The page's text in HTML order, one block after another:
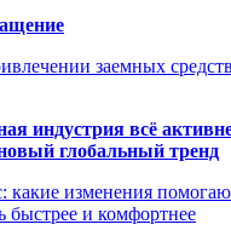
заемных
индустрия всё
глобальный тренд
какие изменения
быстрее и комфортнее